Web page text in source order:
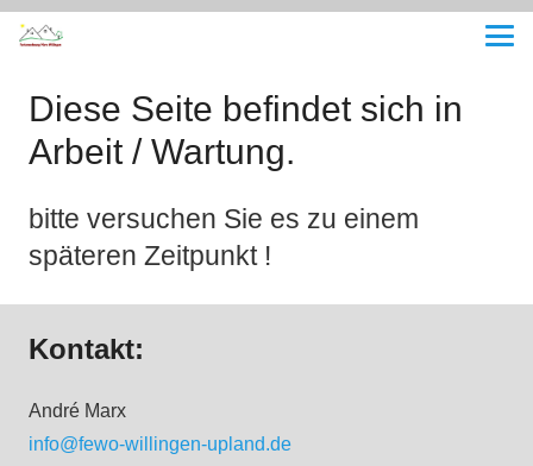
Diese Seite befindet sich in
Arbeit / Wartung.
bitte versuchen Sie es zu einem
späteren Zeitpunkt !
Kontakt:
André Marx
info@fewo-willingen-upland.de